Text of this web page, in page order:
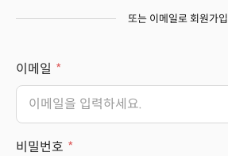
또는 이메일로 회원가입
이메일
비밀번호